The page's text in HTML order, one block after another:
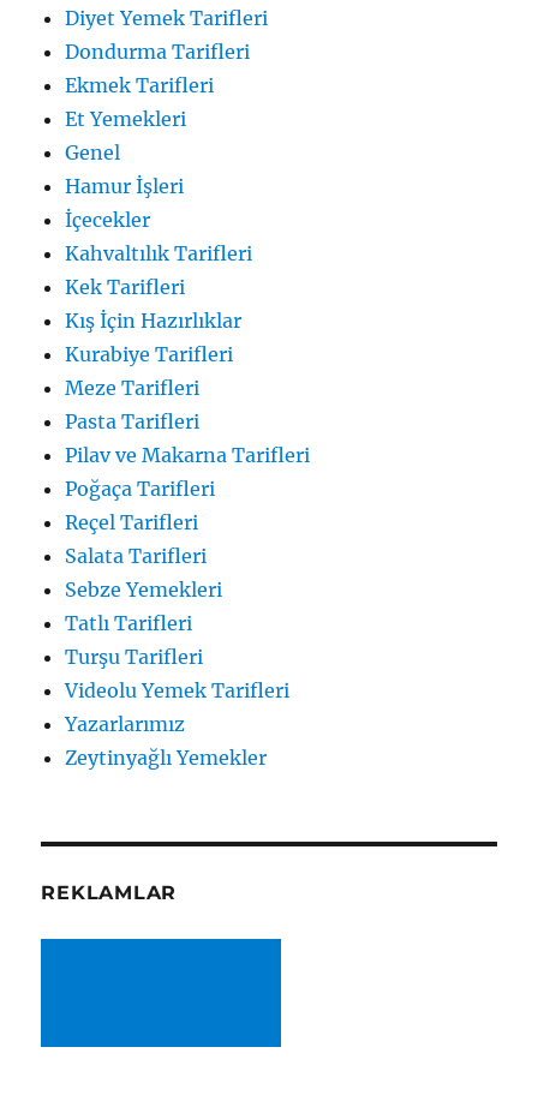
Diyet Yemek Tarifleri
Dondurma Tarifleri
Ekmek Tarifleri
Et Yemekleri
Genel
Hamur İşleri
İçecekler
Kahvaltılık Tarifleri
Kek Tarifleri
Kış İçin Hazırlıklar
Kurabiye Tarifleri
Meze Tarifleri
Pasta Tarifleri
Pilav ve Makarna Tarifleri
Poğaça Tarifleri
Reçel Tarifleri
Salata Tarifleri
Sebze Yemekleri
Tatlı Tarifleri
Turşu Tarifleri
Videolu Yemek Tarifleri
Yazarlarımız
Zeytinyağlı Yemekler
REKLAMLAR